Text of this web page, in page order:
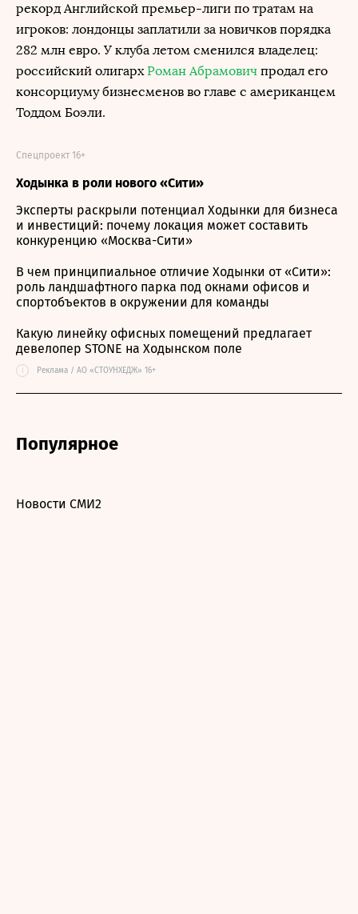
рекорд Английской премьер-лиги по тратам на
игроков: лондонцы заплатили за новичков порядка
282 млн евро. У клуба летом сменился владелец:
российский олигархРоман Абрамович продал его
консорциуму бизнесменов во главе с американцем
Тоддом Боэли.
Ходынка в роли нового «Сити»
Спецпроект 16+
Эксперты раскрыли потенциал Ходынки для бизнеса
и инвестиций: почему локация может составить
конкуренцию «Москва-Сити»
В чем принципиальное отличие Ходынки от «Сити»:
роль ландшафтного парка под окнами офисов и
спортобъектов в окружении для команды
Какую линейку офисных помещений предлагает
девелопер STONE на Ходынском поле
i Реклама / АО «СТОУНХЕДЖ» 16+
Популярное
Новости СМИ2